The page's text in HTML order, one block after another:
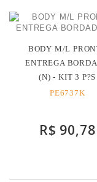
BODY M/L
ENTREGA
(N) - KIT 3 P?S
PE6737K
R$ 90,78